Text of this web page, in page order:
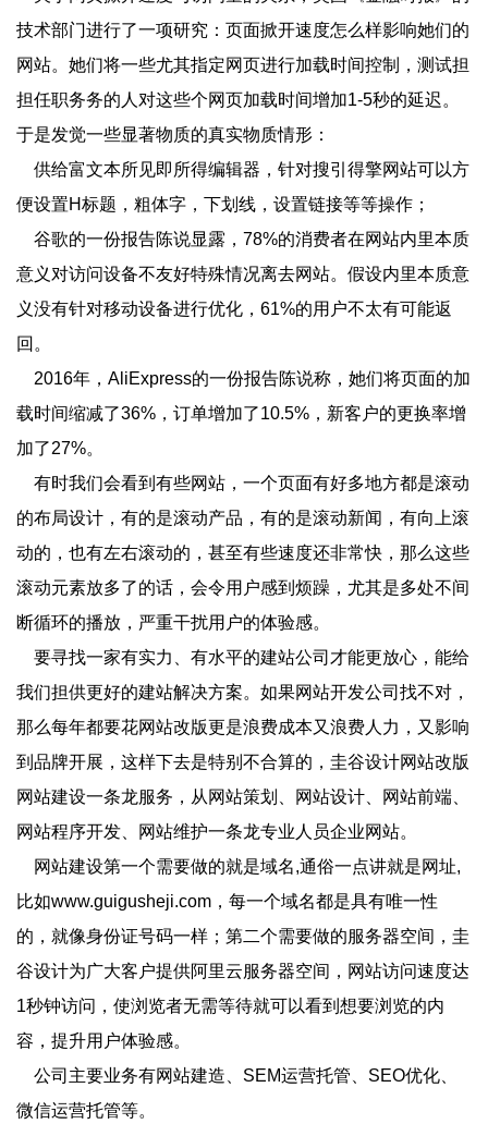
技术部门进行了一项研究：页面掀开速度怎么样影响她们的
网站。她们将一些尤其指定网页进行加载时间控制，测试担
担任职务务的人对这些个网页加载时间增加1-5秒的延迟。
于是发觉一些显著物质的真实物质情形：
供给富文本所见即所得编辑器，针对搜引得擎网站可以方
便设置H标题，粗体字，下划线，设置链接等等操作；
谷歌的一份报告陈说显露，78%的消费者在网站内里本质
意义对访问设备不友好特殊情况离去网站。假设内里本质意
义没有针对移动设备进行优化，61%的用户不太有可能返
回。
2016年，AliExpress的一份报告陈说称，她们将页面的加
载时间缩减了36%，订单增加了10.5%，新客户的更换率增
加了27%。
有时我们会看到有些网站，一个页面有好多地方都是滚动
的布局设计，有的是滚动产品，有的是滚动新闻，有向上滚
动的，也有左右滚动的，甚至有些速度还非常快，那么这些
滚动元素放多了的话，会令用户感到烦躁，尤其是多处不间
断循环的播放，严重干扰用户的体验感。
要寻找一家有实力、有水平的建站公司才能更放心，能给
我们担供更好的建站解决方案。如果网站开发公司找不对，
那么每年都要花网站改版更是浪费成本又浪费人力，又影响
到品牌开展，这样下去是特别不合算的，圭谷设计网站改版
网站建设一条龙服务，从网站策划、网站设计、网站前端、
网站程序开发、网站维护一条龙专业人员企业网站。
网站建设第一个需要做的就是域名,通俗一点讲就是网址,
比如www.guigusheji.com，每一个域名都是具有唯一性
的，就像身份证号码一样；第二个需要做的服务器空间，圭
谷设计为广大客户提供阿里云服务器空间，网站访问速度达
1秒钟访问，使浏览者无需等待就可以看到想要浏览的内
容，提升用户体验感。
公司主要业务有网站建造、SEM运营托管、SEO优化、
微信运营托管等。